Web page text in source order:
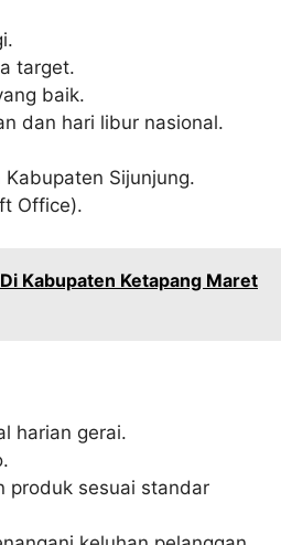
target.
baik.
dan hari libur nasional.
Sijunjung.
Office).
Kabupaten Ketapang Maret
harian gerai.
produk sesuai standar